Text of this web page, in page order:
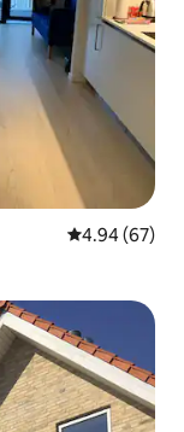
평점 4.94점(5
4.94 (67)